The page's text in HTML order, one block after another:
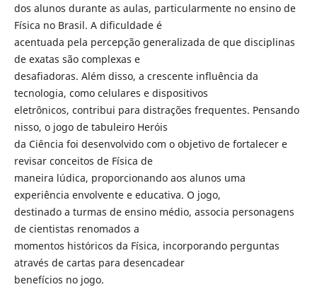
dos alunos durante as aulas, particularmente no ensino de
Física no Brasil. A dificuldade é
acentuada pela percepção generalizada de que disciplinas
de exatas são complexas e
desafiadoras. Além disso, a crescente influência da
tecnologia, como celulares e dispositivos
eletrônicos, contribui para distrações frequentes. Pensando
nisso, o jogo de tabuleiro Heróis
da Ciência foi desenvolvido com o objetivo de fortalecer e
revisar conceitos de Física de
maneira lúdica, proporcionando aos alunos uma
experiência envolvente e educativa. O jogo,
destinado a turmas de ensino médio, associa personagens
de cientistas renomados a
momentos históricos da Física, incorporando perguntas
através de cartas para desencadear
benefícios no jogo.